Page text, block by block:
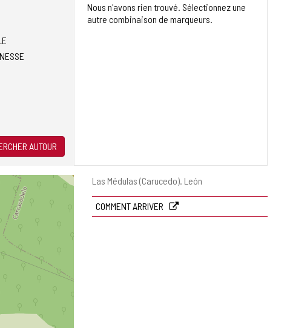
Adresse
Las Médulas (Carucedo). León
COMMENT ARRIVER
AUTOUR
Nous n'avons rien trouvé. Sélectionnez une
autre combinaison de marqueurs.